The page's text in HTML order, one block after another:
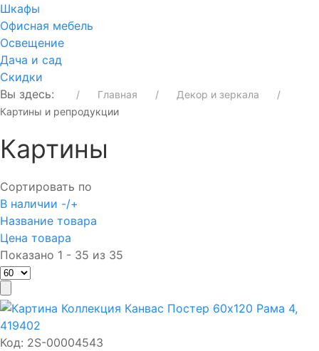
Шкафы
Офисная мебель
Освещение
Дача и сад
Скидки
Вы здесь:
Главная
Декор и зеркала
Картины и репродукции
Картины
Сортировать по
В наличии -/+
Название товара
Цена товара
Показано 1 - 35 из 35
Код: 2S-00004543